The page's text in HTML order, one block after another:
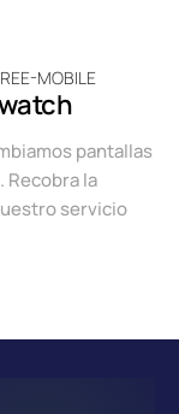
pantallas
la
servicio